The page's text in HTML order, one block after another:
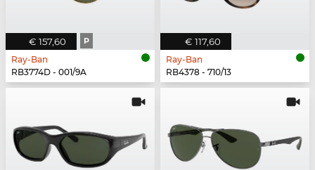
€ 157,60 P
Ray-Ban
RB3774D - 001/9A
€ 117,60
Ray-Ban
RB4378 - 710/13